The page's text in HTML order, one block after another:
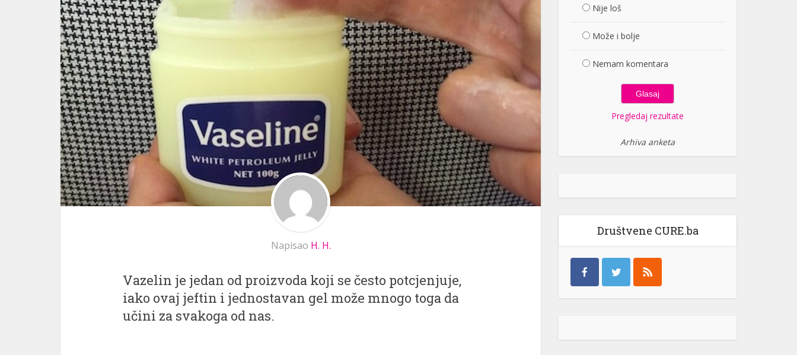
Napisao H. H.
Vazelin je jedan od proizvoda koji se često potcjenjuje,
iako ovaj jeftin i jednostavan gel može mnogo toga da
učini za svakoga od nas.
Nije loš
Može i bolje
Nemam komentara
Pregledaj rezultate
Arhiva anketa
Društvene CURE.ba